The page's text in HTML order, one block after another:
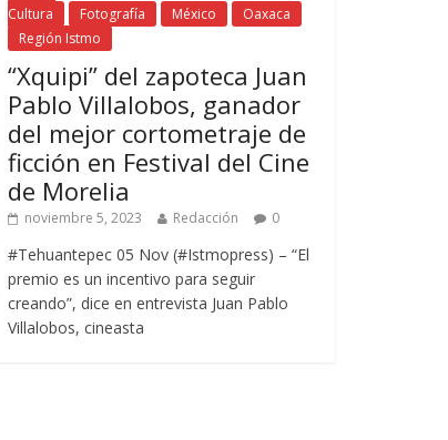
Cultura
Fotografía México
Oaxaca
Región Istmo
“Xquipi” del zapoteca Juan
Pablo Villalobos, ganador
del mejor cortometraje de
ficción en Festival del Cine
de Morelia
noviembre 5, 2023 Redacción 0
#Tehuantepec 05 Nov (#Istmopress) – “El
premio es un incentivo para seguir
creando”, dice en entrevista Juan Pablo
Villalobos, cineasta